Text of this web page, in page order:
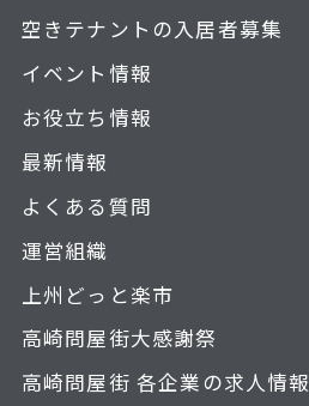
空きテナントの入居者募集
イベント情報
お役立ち情報
最新情報
よくある質問
運営組織
上州どっと楽市
高崎問屋街大感謝祭
高崎問屋街 各企業の求人情報